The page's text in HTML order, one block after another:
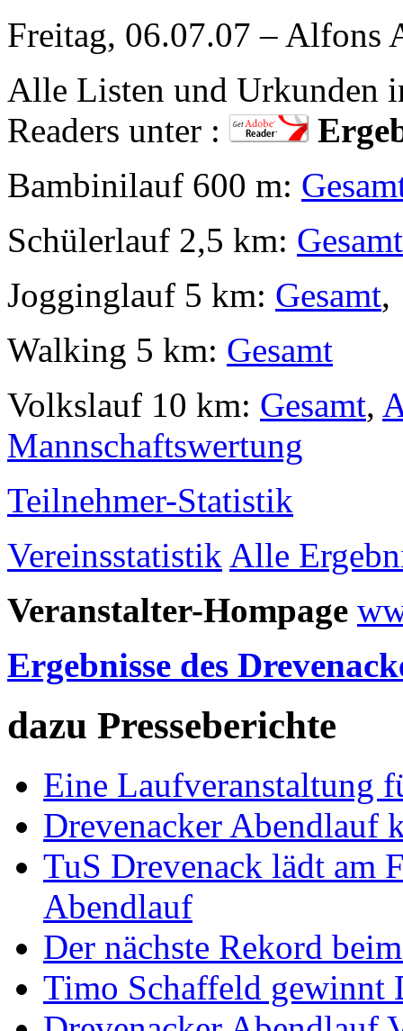
Freitag, 06.07.07 – Alfons
Alle Listen und Urkunden
Readers unter :
Bambinilauf 600 m:
Schülerlauf 2,5 km: Gesamt
Jogginglauf 5 km: Gesamt
Walking 5 km: Gesamt
Volkslauf 10 km: Gesamt,
Mannschaftswertung
Teilnehmer-Statistik
Vereinsstatistik Alle
Veranstalter-Hompage
Ergebnisse des
dazu Presseberichte
Eine Laufveranstaltung
Drevenacker Abendlauf
TuS Drevenack lädt am
Abendlauf
Der nächste Rekord
Timo Schaffeld gewinnt